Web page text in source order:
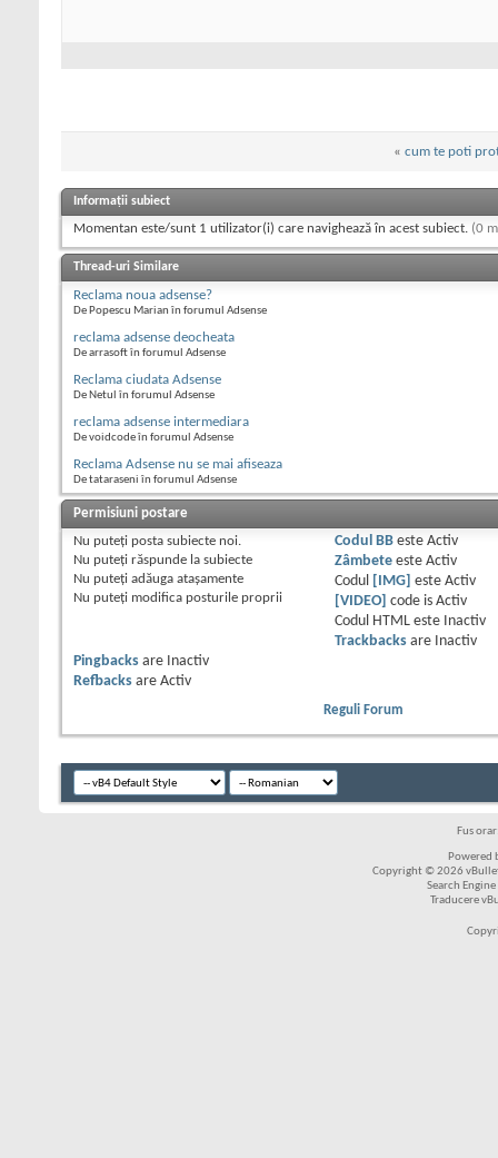
« cum te poti
Informații subiect
Momentan este/sunt 1 utilizator(i) care navighează în acest subiect. (0
Thread-uri Similare
Reclama noua adsense?
De Popescu Marian în forumul Adsense
reclama adsense deocheata
De arrasoft în forumul Adsense
Reclama ciudata Adsense
De Netul în forumul Adsense
reclama adsense intermediara
De voidcode în forumul Adsense
Reclama Adsense nu se mai afiseaza
De tataraseni în forumul Adsense
Permisiuni postare
Nu puteţi posta subiecte noi.
Nu puteţi răspunde la subiecte
Nu puteţi adăuga ataşamente
Nu puteţi modifica posturile proprii
Codul BBeste Activ
Zâmbeteeste Activ
Codul
[IMG] este Activ
[VIDEO]
code is Activ
Codul HTML este
Inactiv
Trackbacksare
Inactiv
Pingbacks are
Inactiv
Refbacks are Activ
Reguli Forum
Fus
Powered
Copyright © 2026
Search
Traducere